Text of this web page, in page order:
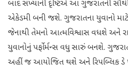
બાદ સંખ્યાની દૃષ્ટિએ આ ગુજરાતની
એકેડમી બની જશે. ગુજરાતના યુવાનો
જેનાથી તેમનો આત્મવિશ્વાસ વધશે અને
યુવાનોનું પર્ફોર્મન્સ વધુ સારું બનશે.
અહીં જ આયોજિત થશે અને રિપબ્લિક ડે